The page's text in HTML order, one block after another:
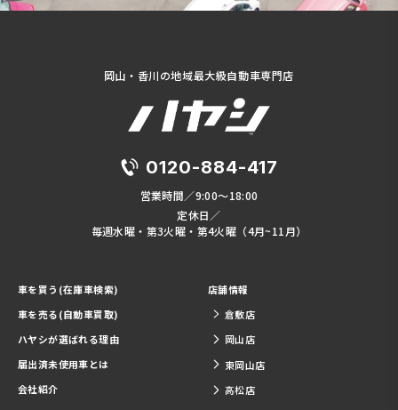
岡山・香川の地域最大級自動車専門店
0120-884-417
営業時間／9:00～18:00
定休日／
毎週水曜・第3火曜・第4火曜（4月~11月）
車を買う(在庫車検索)
車を売る(自動車買取)
ハヤシが選ばれる理由
届出済未使用車とは
会社紹介
店舗情報
倉敷店
岡山店
東岡山店
高松店